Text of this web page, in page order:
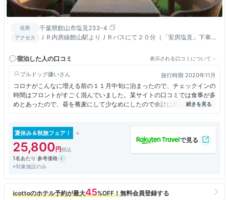
住所 千葉県館山市塩見233-4
アクセス
ＪＲ内房線館山駅よりＪＲバスにて２０分（「安房塩見」下車）
宿泊した人の口コミ
表示される口コミについて
ブルドッグ嫌い 旅行時期 2020年11月
コロナがこんなに増える前の１１月中旬に泊まったので、チェックインの
時間はフロントがすごく混んでいました。某サイトの口コミでは食事が多
めとあったので、昼を蕎麦にして少なめにしたので余計に感じたのかもし
れませんが夕飯は某J社のプランでは美味しい料理ばかりでしたが少しす
でつき食べきれないほどでした。建物は少し古めでしたが清潔でおもてな
しもよかったです。ただ朝食のキンメかなめろうを夕食にまわして欲しか
ったです。
夏休み＆秋旅フェア！
25,800
1名あたり 参考価格
※対象施設のみ